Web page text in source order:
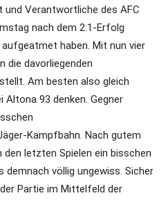
und Verantwortliche des AFC
nach dem 2:1-Erfolg
haben. Mit nun vier
die davorliegenden
Am besten also gleich
Altona 93 denken. Gegner
Kampfbahn. Nach gutem
letzten Spielen ein bisschen
demnach völlig ungewiss. Sicher
Partie im Mittelfeld der